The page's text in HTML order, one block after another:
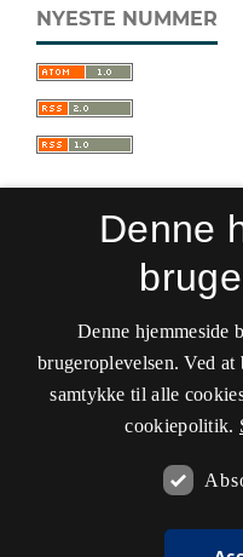
NYESTE NUMMER
Sprogforum.
kulturpædagogik
ISSN 0909-9328 (Trykt)
ISSN 1399-8617 (Online)
Det Kgl.
Denne
Denne hjemmeside
brugeroplevelsen. Ved
samtykke til alle
cookiepolitik.